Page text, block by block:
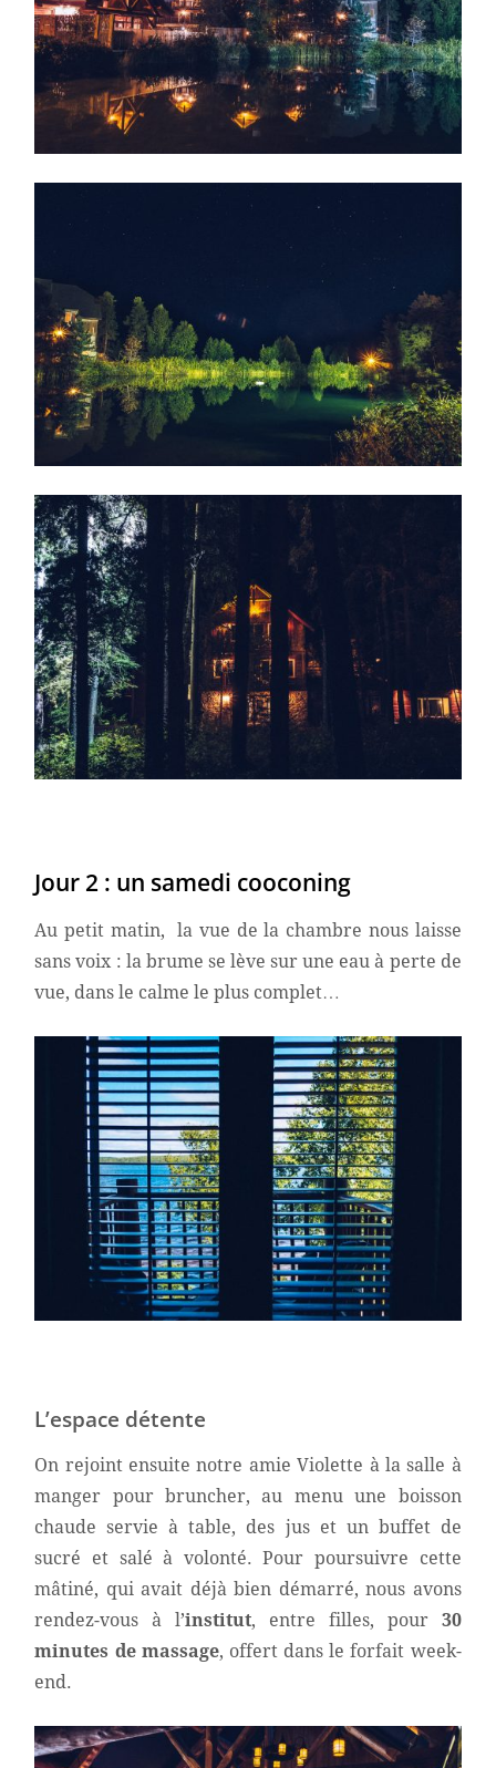
Jour 2 : un samedi cooconing
Au petit matin, la vue de la chambre nous laisse
sans voix : la brume se lève sur une eau à perte de
vue, dans le calme le plus complet…
L’espace détente
On rejoint ensuite notre amie Violette à la salle à
manger pour bruncher, au menu une boisson
chaude servie à table, des jus et un buffet de
sucré et salé à volonté. Pour poursuivre cette
mâtiné, qui avait déjà bien démarré, nous avons
rendez-vous à l’institut, entre filles, pour 30
minutes de massage, offert dans le forfait week-
end.